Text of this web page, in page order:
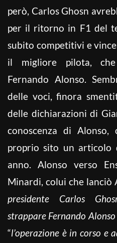
però, Carlos Ghosn
per il ritorno in F1 del
subito competitivi e
il migliore pilota, che
Fernando Alonso.
delle voci, finora
delle dichiarazioni di
conoscenza di Alonso,
proprio sito un
anno. Alonso verso
Minardi, colui che lanciò
presidente Carlos
strappare Fernando
“l’operazione è in corso e